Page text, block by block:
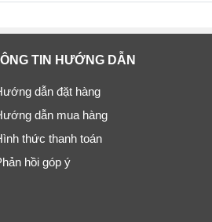
TIN HƯỚNG DẪN
dẫn đặt hàng
dẫn mua hàng
thức thanh toán
hồi góp ý